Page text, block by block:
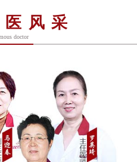
风采
doctor